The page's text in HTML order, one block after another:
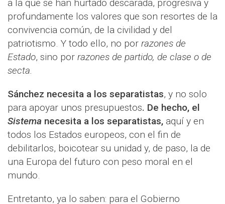
a la que se han hurtado descarada, progresiva y
profundamente los valores que son resortes de la
convivencia común, de la civilidad y del
patriotismo. Y todo ello, no por razones de
Estado, sino por razones de partido, de clase o de
secta.
Sánchez necesita a los separatistas, y no solo
para apoyar unos presupuestos. De hecho, el
Sistema necesita a los separatistas, aquí y en
todos los Estados europeos, con el fin de
debilitarlos, boicotear su unidad y, de paso, la de
una Europa del futuro con peso moral en el
mundo.
Entretanto, ya lo saben: para el Gobierno